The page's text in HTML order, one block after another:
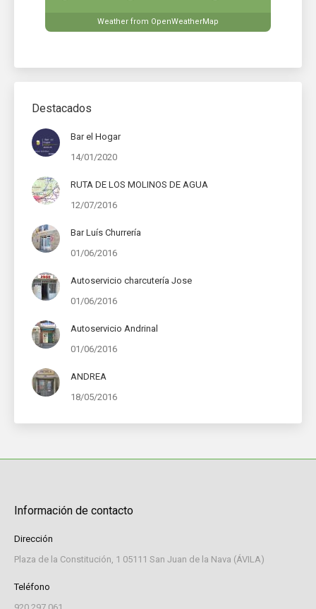
Weather from OpenWeatherMap
Destacados
Bar el Hogar
14/01/2020
RUTA DE LOS MOLINOS DE AGUA
12/07/2016
Bar Luís Churrería
01/06/2016
Autoservicio charcutería Jose
01/06/2016
Autoservicio Andrinal
01/06/2016
ANDREA
18/05/2016
Información de contacto
Dirección
Plaza de la Constitución, 1 05111 San Juan de la Nava (ÁVILA)
Teléfono